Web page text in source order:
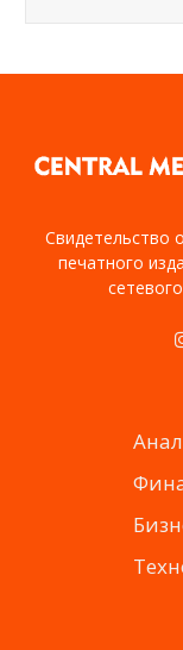
Свидетельство
печатного